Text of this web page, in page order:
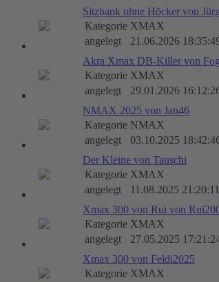
Sitzbank ohne Höcker von
Kategorie XMAX
angelegt
21.06.2026
Akra Xmax DB-Killer von
Kategorie XMAX
angelegt
29.01.2026
NMAX 2025 von Jan46
Kategorie NMAX
angelegt
03.10.2025
Der Kleine von Tauschi
Kategorie XMAX
angelegt
11.08.2025 21:20:11
Xmax 300 von Rui von
Kategorie XMAX
angelegt
27.05.2025
Xmax 300 von Feldi2025
Kategorie XMAX